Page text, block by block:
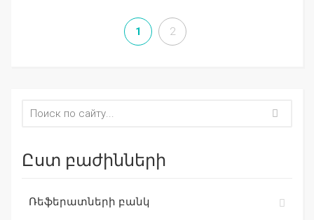
1 2
Ըստ բաժինների
Ռեֆերատների բանկ